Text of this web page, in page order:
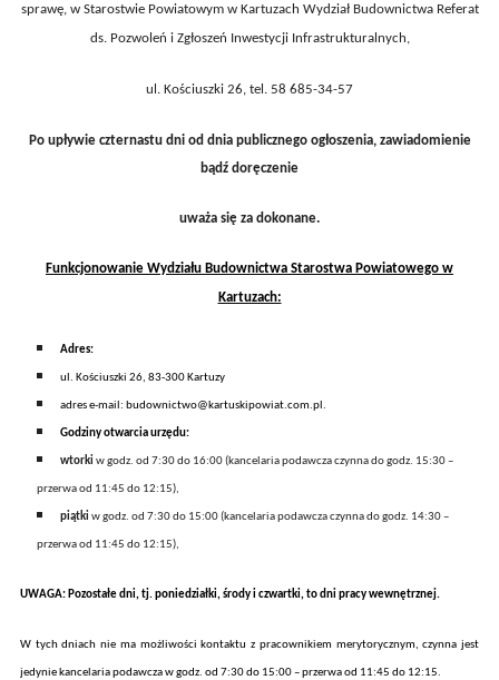
sprawę, w Starostwie Powiatowym w Kartuzach Wydział Budownictwa Referat
ds. Pozwoleń i Zgłoszeń Inwestycji Infrastrukturalnych,
ul. Kościuszki 26, tel. 58 685-34-57
Po upływie czternastu dni od dnia publicznego ogłoszenia, zawiadomienie
bądź doręczenie
uważa się za dokonane.
Funkcjonowanie Wydziału Budownictwa Starostwa Powiatowego w
Kartuzach:
Adres:
ul. Kościuszki 26, 83-300 Kartuzy
adres e-mail: budownictwo@kartuskipowiat.com.pl.
Godziny otwarciaurzędu:
wtorki w godz. od 7:30 do 16:00 (kancelariapodawczaczynna do godz. 15:30 –
przerwa od 11:45 do 12:15),
piątki w godz. od 7:30 do 15:00 (kancelaria podawcza czynna do godz. 14:30 –
przerwa od 11:45 do 12:15),
UWAGA: Pozostałe dni, tj. poniedziałki, środy i czwartki, to dni pracy wewnętrznej.
W tych dniachnie ma możliwości kontaktu z pracownikiem merytorycznym,czynna jest
jedynie kancelaria podawczaw godz. od 7:30 do 15:00 – przerwa od 11:45 do 12:15.